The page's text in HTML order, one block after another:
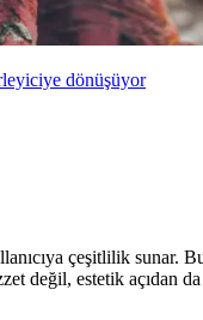
dönüşüyor
çeşitlilik sunar.
değil, estetik açıdan